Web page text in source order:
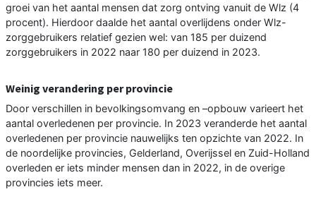
groei van het aantal mensen dat zorg ontving vanuit de Wlz (4
procent). Hierdoor daalde het aantal overlijdens onder Wlz-
zorggebruikers relatief gezien wel: van 185 per duizend
zorggebruikers in 2022 naar 180 per duizend in 2023.
Weinig verandering per provincie
Door verschillen in bevolkingsomvang en –opbouw varieert het
aantal overledenen per provincie. In 2023 veranderde het aantal
overledenen per provincie nauwelijks ten opzichte van 2022. In
de noordelijke provincies, Gelderland, Overijssel en Zuid-Holland
overleden er iets minder mensen dan in 2022, in de overige
provincies iets meer.